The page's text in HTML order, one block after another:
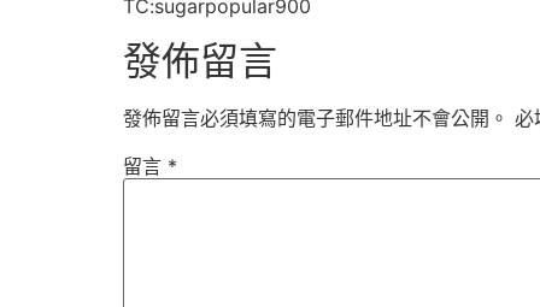
TC:sugarpopular900
發佈留言
發佈留言必須填寫的電子郵件地址不會公開。 必
留言 *